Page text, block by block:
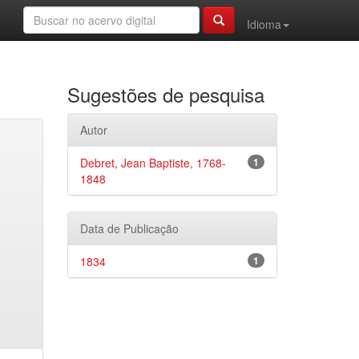
Idioma
Sugestões de pesquisa
Autor
1
Debret, Jean Baptiste, 1768-
1848
Data de Publicação
1
1834